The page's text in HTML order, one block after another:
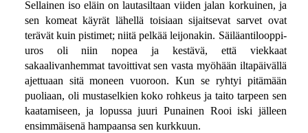
Sellainen iso eläin on lautasiltaan viiden jalan korkuinen, ja
sen komeat käyrät lähellä toisiaan sijaitsevat sarvet ovat
terävät kuin pistimet; niitä pelkää leijonakin. Säiläantilooppi-
uros oli niin nopea ja kestävä, että viekkaat
sakaalivanhemmat tavoittivat sen vasta myöhään iltapäivällä
ajettuaan sitä moneen vuoroon. Kun se ryhtyi pitämään
puoliaan, oli mustaselkien koko rohkeus ja taito tarpeen sen
kaatamiseen, ja lopussa juuri Punainen Rooi iski jälleen
ensimmäisenä hampaansa sen kurkkuun.